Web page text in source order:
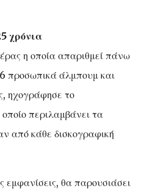
χρόνια
η οποία απαριθμεί πάνω
προσωπικά άλμπουμ και
ηχογράφησε το
οποίο περιλαμβάνει τα
από κάθε δισκογραφική
εμφανίσεις, θα παρουσιάσει